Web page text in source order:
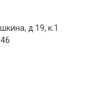
д.19, к.1